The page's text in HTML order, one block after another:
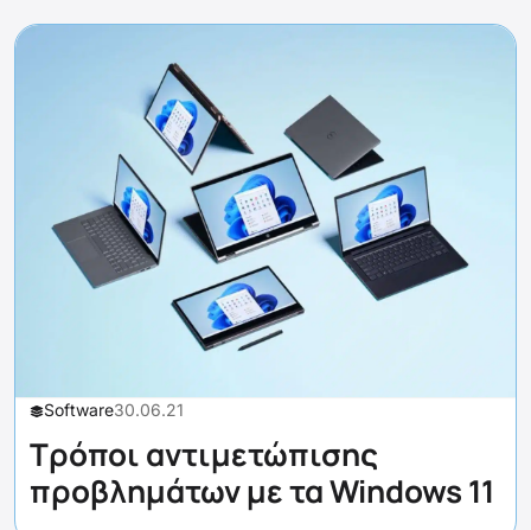
Software30.06.21
Τρόποι αντιμετώπισης
προβλημάτων με τα Windows 11